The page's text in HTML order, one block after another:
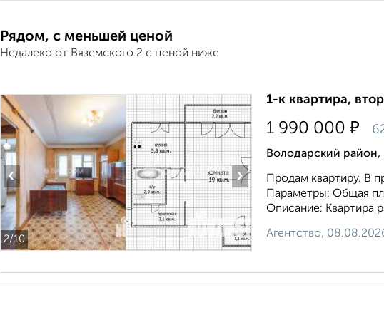
Рядом, с меньшей ценой
Недалеко от Вяземского 2 с ценой ниже
2/10
‹ ›
1-к квартира,
1 990 000 ₽
Володарский
Продам квартиру. В
Параметры: Общая
Описание: Квартира
Агентство,